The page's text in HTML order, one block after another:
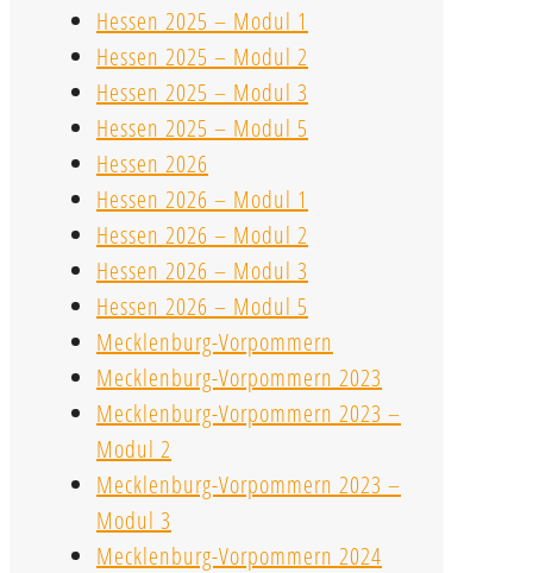
Hessen 2025 – Modul 1
Hessen 2025 – Modul 2
Hessen 2025 – Modul 3
Hessen 2025 – Modul 5
Hessen 2026
Hessen 2026 – Modul 1
Hessen 2026 – Modul 2
Hessen 2026 – Modul 3
Hessen 2026 – Modul 5
Mecklenburg-Vorpommern
Mecklenburg-Vorpommern 2023
Mecklenburg-Vorpommern 2023 –
Modul 2
Mecklenburg-Vorpommern 2023 –
Modul 3
Mecklenburg-Vorpommern 2024